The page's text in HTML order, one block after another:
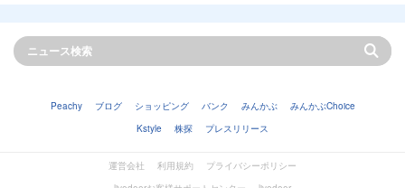
Peachy ブログ ショッピング バンク みんかぶ
みんかぶChoice
Kstyle
株探 プレスリリース
運営会社 利用規約
プライバシーポリシー